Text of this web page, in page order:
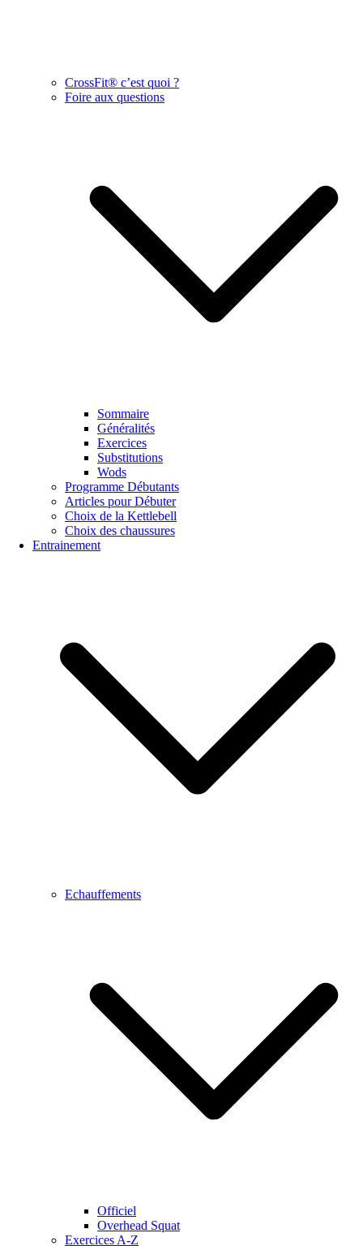
CrossFit® c’est quoi ?
Foire aux questions
Sommaire
Généralités
Exercices
Substitutions
Wods
Programme Débutants
Articles pour Débuter
Choix de la Kettlebell
Choix des chaussures
Entrainement
Echauffements
Officiel
Overhead Squat
Exercices A-Z